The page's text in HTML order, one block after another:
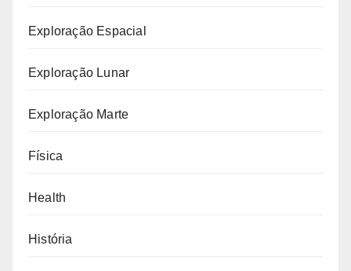
Exploração Espacial
Exploração Lunar
Exploração Marte
Física
Health
História